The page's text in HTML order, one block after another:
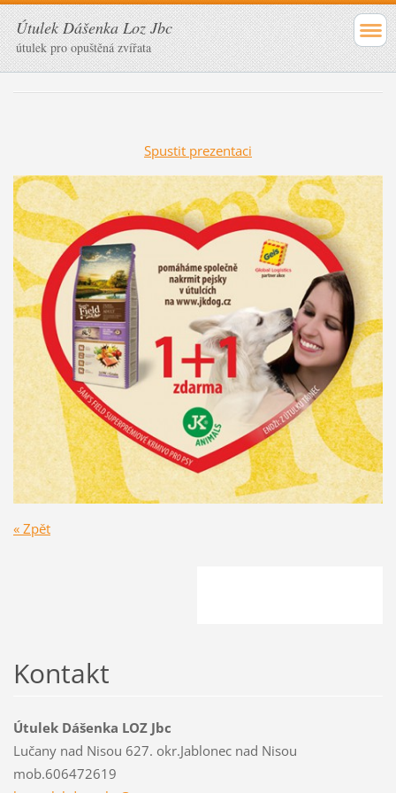
Útulek Dášenka Loz Jbc
útulek pro opuštěná zvířata
Spustit prezentaci
« Zpět
Kontakt
Útulek Dášenka LOZ Jbc
Lučany nad Nisou 627. okr.Jablonec nad Nisou
mob.606472619